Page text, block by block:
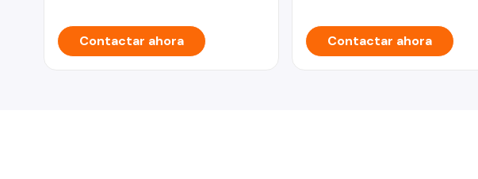
Contactar ahora Contactar ahora